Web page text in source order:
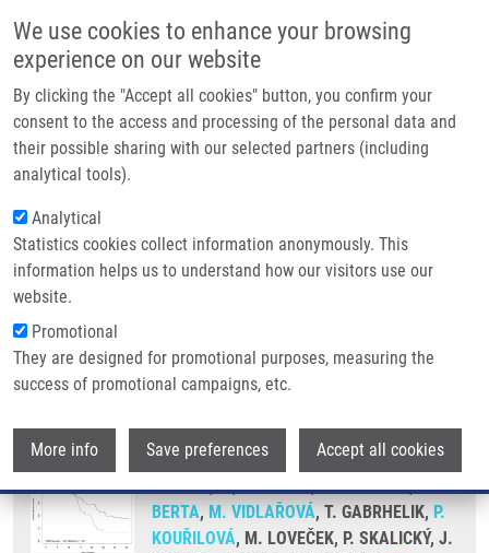
We use cookies to enhance your browsing
experience on our website
By clicking the "Accept all cookies" button, you confirm your
consent to the access and processing of the personal data and
their possible sharing with our selected partners (including
analytical tools).
Analytical
Statistics cookies collect information anonymously. This
information helps us to understand how our visitors use our
website.
Promotional
They are designed for promotional purposes, measuring the
success of promotional campaigns, etc.
More info Save preferences Accept all cookies
Main
Domů
Partner institutions
Technologie a služby
Kontakt
Drobečková navigace
Domů
Morphine Analgesia, Cannabinoid Receptor 2, And Opioid Growth Factor
Receptor Cancer Tissue Expression Improve Survival After Pancreatic
Cancer Surgery
Morphine Analgesia, Cannabinoid
Receptor 2, and Opioid Growth Factor
Receptor Cancer Tissue Expression
Improve Survival after Pancreatic
Cancer Surgery
VECERA, L., P. PRASIL,J. SROVNAL,E.
BERTA, M. VIDLAŘOVÁ, T. GABRHELIK, P.
KOUŘILOVÁ, M. LOVEČEK, P. SKALICKÝ, J.